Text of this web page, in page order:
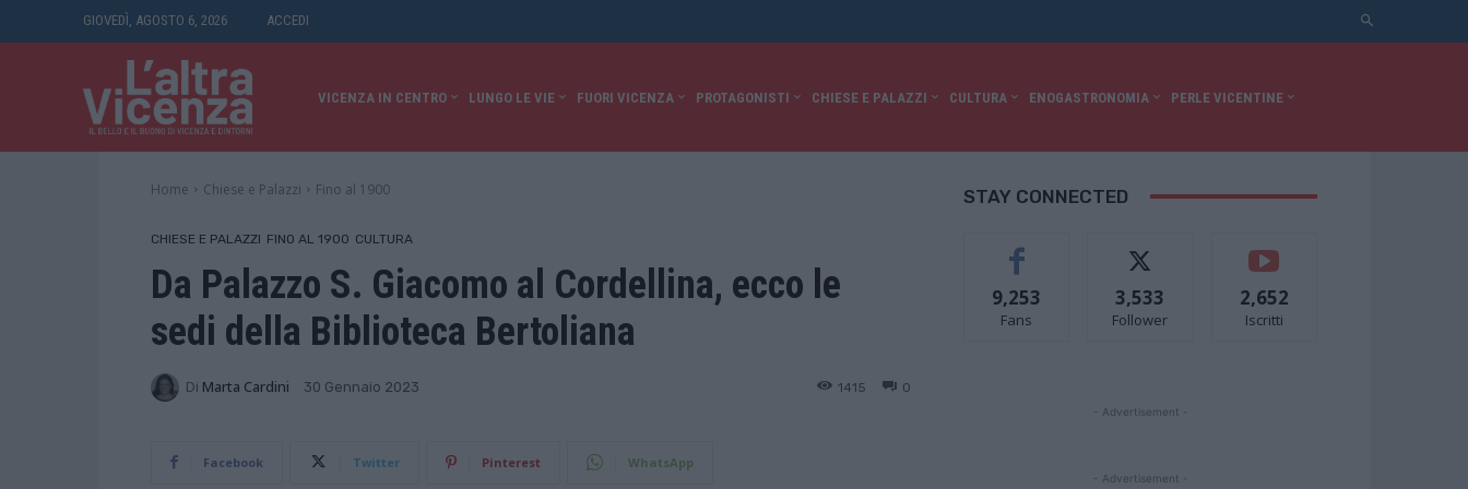
GIOVEDÌ, AGOSTO 6, 2026 ACCEDI
VICENZA IN CENTRO LUNGO LE VIE FUORI VICENZA PROTAGONISTI CHIESE E PALAZZI CULTURA ENOGASTRONOMIA PERLE VICENTINE
Home Chiese e Palazzi Fino al 1900
CHIESE E PALAZZI FINO AL 1900 CULTURA
Da Palazzo S. Giacomo al Cordellina, ecco le
sedi della Biblioteca Bertoliana
Di Marta Cardini 30 Gennaio 2023 0
1415
Facebook Twitter Pinterest WhatsApp
STAY CONNECTED
9,253
Fans
3,533
Follower
2,652
Iscritti
- Advertisement -
- Advertisement -